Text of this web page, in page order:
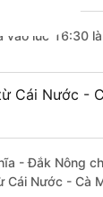
lúc 16:30
Cái Nước -
- Đắk Nông
Cái Nước -